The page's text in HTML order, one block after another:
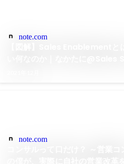
note.com
note.com